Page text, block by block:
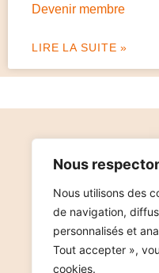
Nous
Nous utilisons des
de navigation,
personnalisés et
Tout accepter »,
cookies.
Devenir membre
LIRE LA SUITE »
Copyright